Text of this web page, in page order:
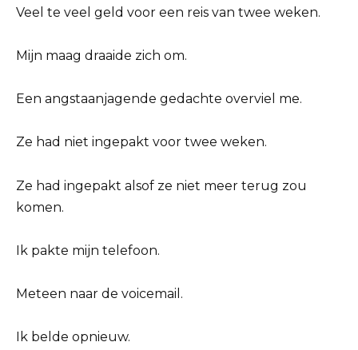
Veel te veel geld voor een reis van twee weken.
Mijn maag draaide zich om.
Een angstaanjagende gedachte overviel me.
Ze had niet ingepakt voor twee weken.
Ze had ingepakt alsof ze niet meer terug zou
komen.
Ik pakte mijn telefoon.
Meteen naar de voicemail.
Ik belde opnieuw.